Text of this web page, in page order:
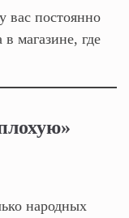
вас постоянно
магазине, где
народных